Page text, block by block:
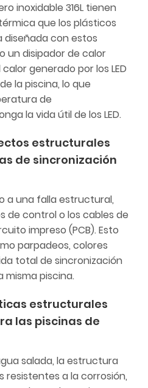
inoxidable 316L tienen
que los plásticos
diseñada con estos
un disipador de calor
generado por los LED
la piscina, lo que
de
la vida útil de los LED.
estructurales
de sincronización
a una falla estructural,
de control o los cables de
impreso (PCB). Esto
parpadeos, colores
total de sincronización
misma piscina.
estructurales
las piscinas de
salada, la estructura
resistentes a la corrosión,